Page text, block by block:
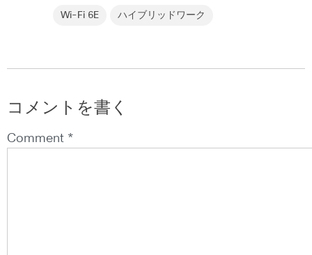
Wi-Fi 6E ハイブリッドワーク
コメントを書く
Comment *